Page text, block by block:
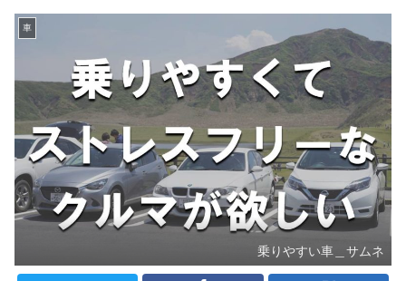
車
乗りやすい車＿サムネ